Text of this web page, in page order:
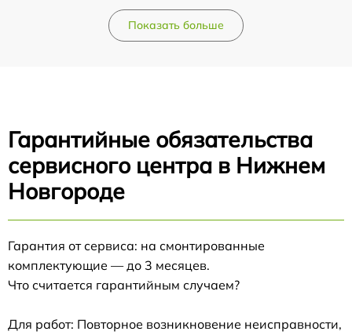
Показать больше
Гарантийные обязательства
сервисного центра в Нижнем
Новгороде
Гарантия от сервиса: на смонтированные
комплектующие — до 3 месяцев.
Что считается гарантийным случаем?
Для работ: Повторное возникновение неисправности,